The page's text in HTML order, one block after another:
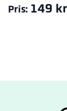
Pris: 149